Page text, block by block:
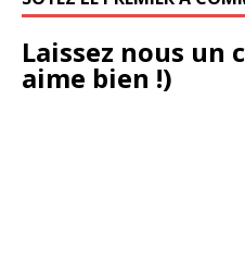
Laissez nous un
aime bien !)